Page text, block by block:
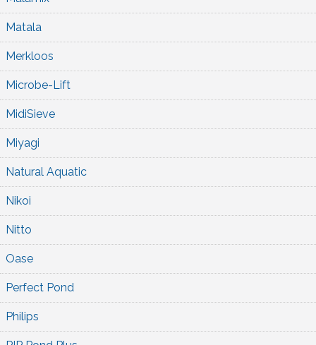
Matala
Merkloos
Microbe-Lift
MidiSieve
Miyagi
Natural Aquatic
Nikoi
Nitto
Oase
Perfect Pond
Philips